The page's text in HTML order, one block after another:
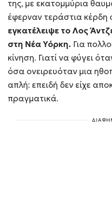
της, με εκατομμύρια
έφερναν τεράστια κέρδη
εγκατέλειψε το Λος
στη Νέα Υόρκη. Για
κίνηση. Γιατί να φύγει
όσα ονειρευόταν μια
απλή: επειδή δεν είχε
πραγματικά.